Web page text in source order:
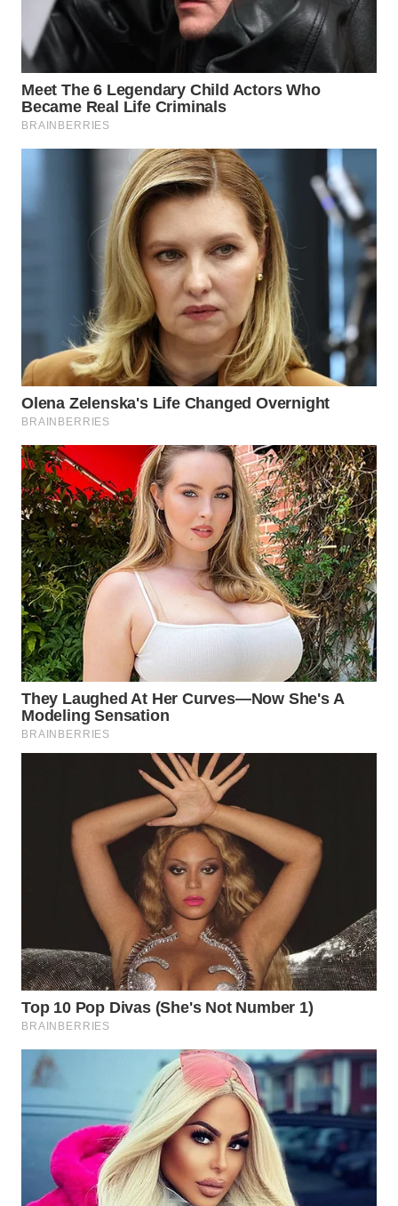
SUMEDANG
WN
CIANJUR
WN
KEPULAUAN
TANGERANG
WN
CIREBON
WN
WN
KUNINGAN
WN
MAJALENGKA
WN
SUBANG
WN
SUKABUMI
WN
PRIANGAN
TIMUR
SEMARANG
WN
SOLO
WN
WN
MADURA
WN
SURABAYA